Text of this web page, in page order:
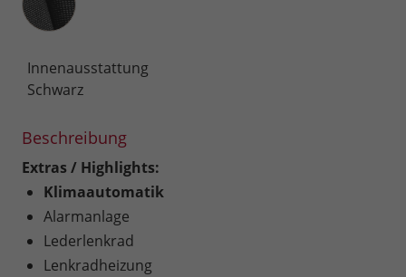
Innenausstattung
Schwarz
Beschreibung
Extras / Highlights:
Klimaautomatik
Alarmanlage
Lederlenkrad
Lenkradheizung